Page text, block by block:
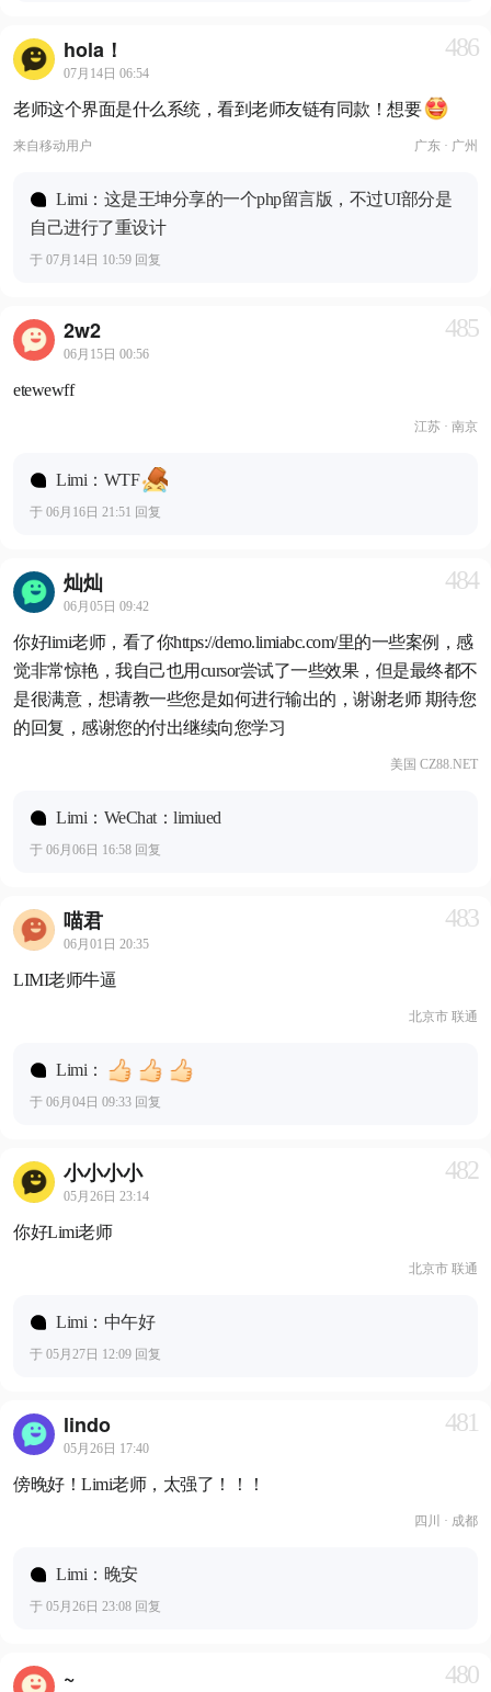
hola！
07月14日 06:54
486
老师这个界面是什么系统，看到老师友链有同款！想要
来自移动用户 广东 · 广州
Limi：这是王坤分享的一个php留言版，不过UI部分是
自己进行了重设计
于 07月14日 10:59 回复
2w2
06月15日 00:56
485
etewewff
江苏 · 南京
Limi：WTF
于 06月16日 21:51 回复
灿灿
06月05日 09:42
484
你好limi老师，看了你https://demo.limiabc.com/里的一些案例，感
觉非常惊艳，我自己也用cursor尝试了一些效果，但是最终都不
是很满意，想请教一些您是如何进行输出的，谢谢老师 期待您
的回复，感谢您的付出继续向您学习
美国 CZ88.NET
Limi：WeChat：limiued
于 06月06日 16:58 回复
喵君
06月01日 20:35
483
LIMI老师牛逼
北京市 联通
Limi：
于 06月04日 09:33 回复
小小小小
05月26日 23:14
482
你好Limi老师
北京市 联通
Limi：中午好
于 05月27日 12:09 回复
lindo
05月26日 17:40
481
傍晚好！Limi老师，太强了！！！
四川 · 成都
Limi：晚安
于 05月26日 23:08 回复
~ 480